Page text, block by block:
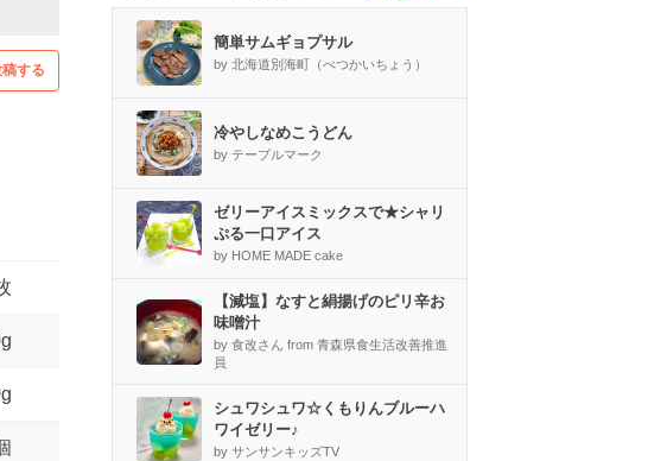
する
簡単サムギョプサル
by 北海道別海町（べつかいちょう）
冷やしなめこうどん
by テーブルマーク
ゼリーアイスミックスで★シャリ
ぷる一口アイス
by HOME MADE cake
【減塩】なすと絹揚げのピリ辛お
味噌汁
by 食改さん from 青森県食生活改善推進
員
シュワシュワ☆くもりんブルーハ
ワイゼリー♪
by サンサンキッズTV